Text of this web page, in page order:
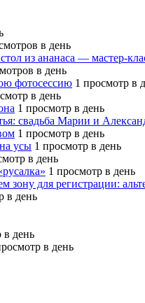
в день
из ананаса — мастер-
в день
фотосессию 1 просмотр в
в день
1 просмотр в день
свадьба Марии и
1 просмотр в день
усы 1 просмотр в день
в день
1 просмотр в день
зону для регистрации:
в день
в день
в день